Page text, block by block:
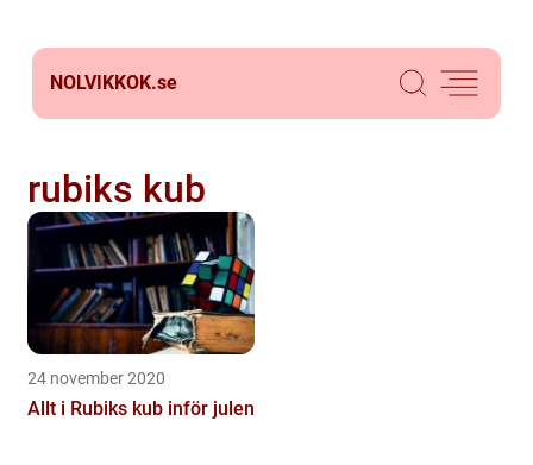
NOLVIKKOK.se
rubiks kub
24 november 2020
Allt i Rubiks kub inför julen